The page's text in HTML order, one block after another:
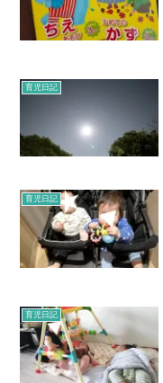
育児日記
育児日記
育児日記